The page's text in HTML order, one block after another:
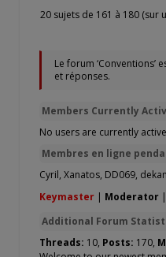
20 sujets de 161 à 180 (sur
Le forum ‘Conventions’
et réponses.
Members Currently
No users are currently active
Membres en ligne
Cyril, Xanatos, DD069,
Keymaster | Moderator |
Additional Forum
Threads: 10, Posts: 170,